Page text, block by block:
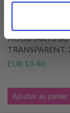
HOBBYARTS
EUR 10.40
Ajouter au panier